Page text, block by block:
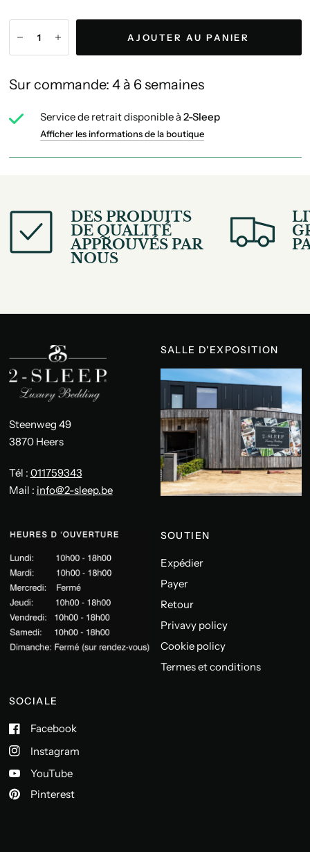
AJOUTER AU PANIER
Sur commande: 4 à 6 semaines
Service de retrait disponible à 2-Sleep
Afficher les informations de la boutique
DES PRODUITS
DE QUALITÉ
APPROUVÉS PAR
NOUS
Steenweg 49
3870 Heers
Tél : 011759343
Mail : info@2-sleep.be
SALLE D'EXPOSITION
SOUTIEN
Expédier
Payer
Retour
Privavy policy
Cookie policy
Termes et conditions
SOCIALE
Facebook
Instagram
YouTube
Pinterest